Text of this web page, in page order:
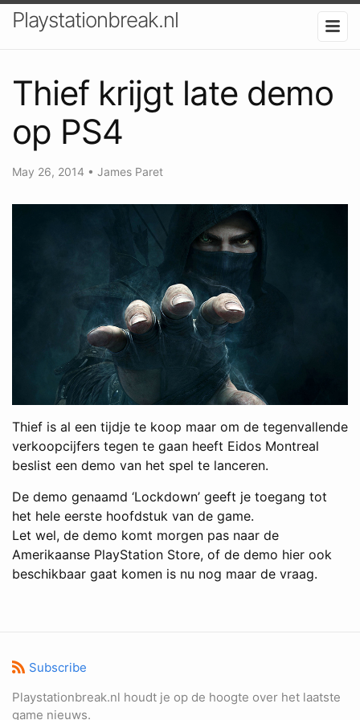
Playstationbreak.nl
Thief krijgt late demo
op PS4
May 26, 2014 • James Paret
Thief is al een tijdje te koop maar om de tegenvallende
verkoopcijfers tegen te gaan heeft Eidos Montreal
beslist een demo van het spel te lanceren.
De demo genaamd ‘Lockdown’ geeft je toegang tot
het hele eerste hoofdstuk van de game.
Let wel, de demo komt morgen pas naar de
Amerikaanse PlayStation Store, of de demo hier ook
beschikbaar gaat komen is nu nog maar de vraag.
Subscribe
Playstationbreak.nl houdt je op de hoogte over het laatste
game nieuws.